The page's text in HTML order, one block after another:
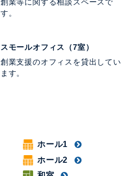
創業等に関する相談スペースで
す。
スモールオフィス（7室）
創業支援のオフィスを貸出してい
ます。
ホール1
ホール2